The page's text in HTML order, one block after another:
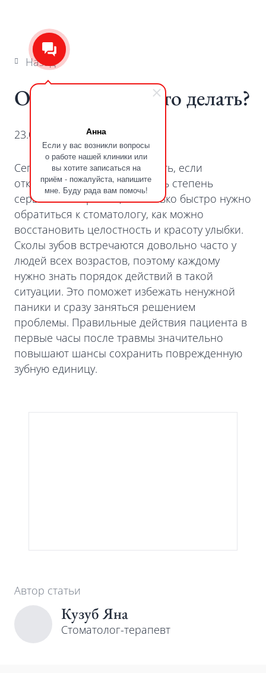
Анна
Если у вас возникли вопросы
о работе нашей клиники или
вы хотите записаться на
приём - пожалуйста, напишите
мне. Буду рада вам помочь!
Назад
Откололся зуб, что делать?
23.04.2026 #Реставрация
Сегодня расскажем, что делать, если
откололся зуб: как определить степень
серьезности травмы, насколько быстро нужно
обратиться к стоматологу, как можно
восстановить целостность и красоту улыбки.
Сколы зубов встречаются довольно часто у
людей всех возрастов, поэтому каждому
нужно знать порядок действий в такой
ситуации. Это поможет избежать ненужной
паники и сразу заняться решением
проблемы. Правильные действия пациента в
первые часы после травмы значительно
повышают шансы сохранить поврежденную
зубную единицу.
Автор статьи
Кузуб Яна
Cтоматолог-терапевт